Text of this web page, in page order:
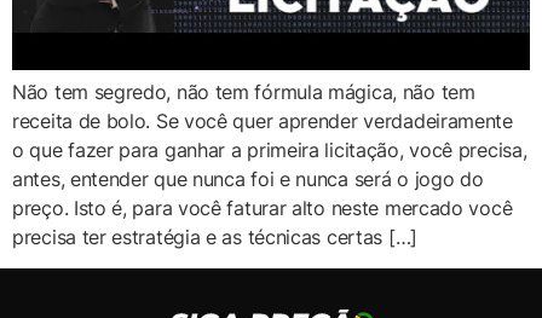
Não tem segredo, não tem fórmula mágica, não tem
receita de bolo. Se você quer aprender verdadeiramente
o que fazer para ganhar a primeira licitação, você precisa,
antes, entender que nunca foi e nunca será o jogo do
preço. Isto é, para você faturar alto neste mercado você
precisa ter estratégia e as técnicas certas […]